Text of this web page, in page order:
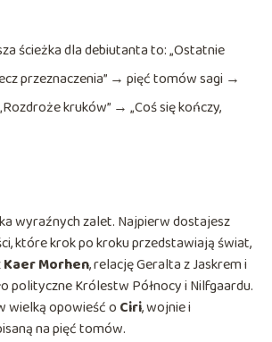
ścieżka dla debiutanta to: „Ostatnie
przeznaczenia” → pięć tomów sagi →
kruków” → „Coś się kończy,
wyraźnych zalet. Najpierw dostajesz
które krok po kroku przedstawiają świat,
Kaer Morhen, relację Geralta z Jaskrem i
polityczne Królestw Północy i Nilfgaardu.
wielką opowieść o Ciri, wojnie i
na pięć tomów.